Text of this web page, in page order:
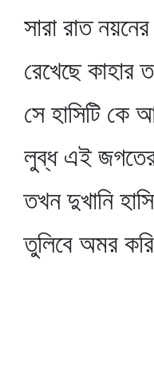
সারা রাত
রেখেছে কাহার
সে হাসিটি কে
লুব্ধ এই জগতের
তখন দুখানি হাসি
তুলিবে অমর